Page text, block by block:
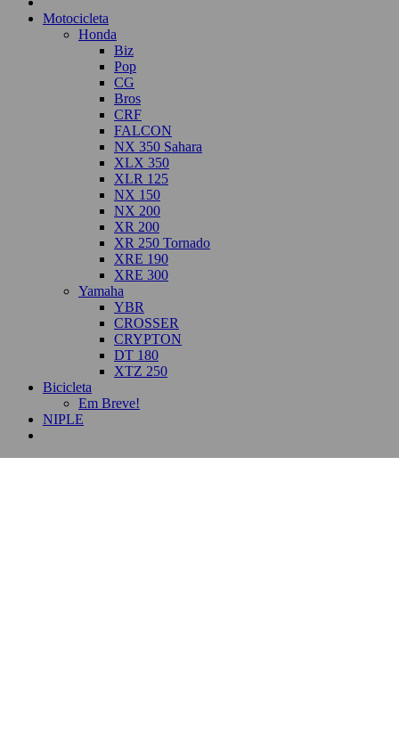
Motocicleta
Honda
Biz
Pop
CG
Bros
CRF
FALCON
NX 350 Sahara
XLX 350
XLR 125
NX 150
NX 200
XR 200
XR 250 Tornado
XRE 190
XRE 300
Yamaha
YBR
CROSSER
CRYPTON
DT 180
XTZ 250
Bicicleta
Em Breve!
NIPLE